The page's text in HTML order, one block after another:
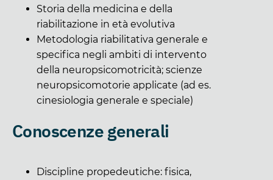
Storia della medicina e della
riabilitazione in età evolutiva
Metodologia riabilitativa generale e
specifica negli ambiti di intervento
della neuropsicomotricità; scienze
neuropsicomotorie applicate (ad es.
cinesiologia generale e speciale)
Conoscenze generali
Discipline propedeutiche: fisica,